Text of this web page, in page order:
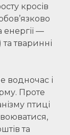
кросів
—
тваринні
водночас і
Проте
птиці
та